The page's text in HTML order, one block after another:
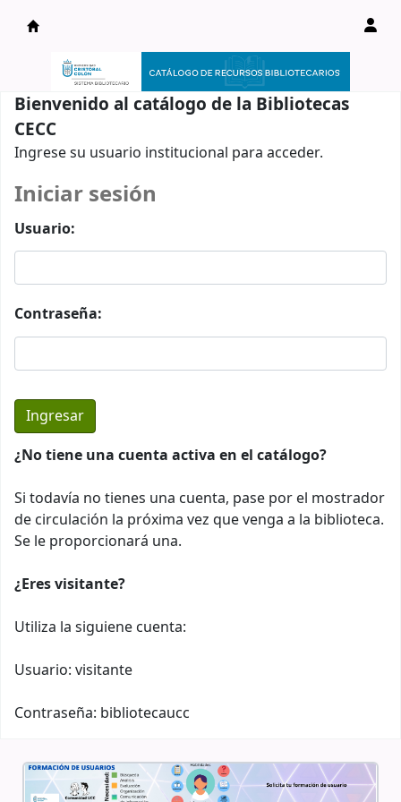
Catálogo en línea
Bienvenido al catálogo de la Bibliotecas
CECC
Ingrese su usuario institucional para acceder.
Iniciar sesión
Usuario:
Contraseña:
¿No tiene una cuenta activa en el catálogo?
Si todavía no tienes una cuenta, pase por el mostrador
de circulación la próxima vez que venga a la biblioteca.
Se le proporcionará una.
¿Eres visitante?
Utiliza la siguiene cuenta:
Usuario: visitante
Contraseña: bibliotecaucc